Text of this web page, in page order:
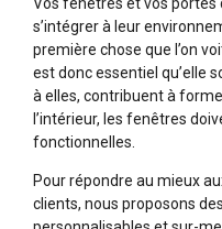
s’intégrer à leur
première chose que l’on
est donc essentiel qu’elle
à elles, contribuent à
l’intérieur, les fenêtres
fonctionnelles.
Pour répondre au mieux
clients, nous proposons